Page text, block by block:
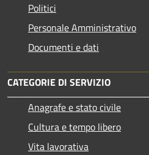
Politici
Personale Amministrativo
Documenti e dati
CATEGORIE DI SERVIZIO
Anagrafe e stato civile
Cultura e tempo libero
Vita lavorativa